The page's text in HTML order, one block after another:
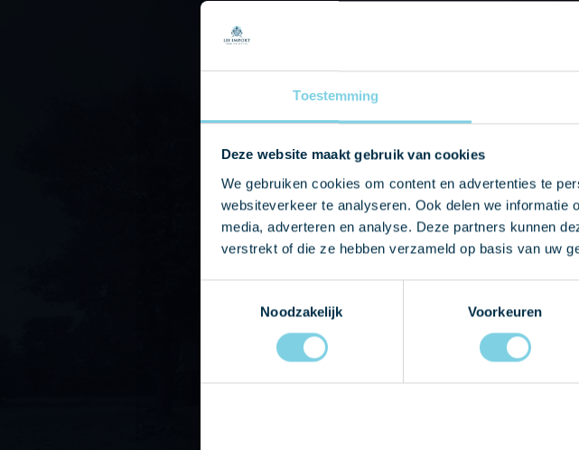
Toestemming
Deze website maakt gebruik van cookies
We gebruiken cookies om content en advertenties te
websiteverkeer te analyseren. Ook delen we
media, adverteren en analyse. Deze partners kunnen
verstrekt of die ze hebben verzameld op basis van uw
Noodzakelijk
Voorkeuren
NEEM CONTACT MET ONS OP
Heeft u vragen of wilt u graag eens langskomen in
onze showroom? Neem dan telefonisch contact met
ons op of stuur ons een e-mail bericht en wij nemen
spoedig mogelijk contact met u op!
+31 475 436439
Bereikbaar van 08:30 tot 17:00 uur
info@castpmr.nl
Dagelijks bereikbaar via e-mail